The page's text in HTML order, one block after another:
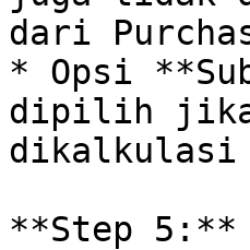
dari
* Opsi
dipilih jika
dikalkulasi
**Step 5:**